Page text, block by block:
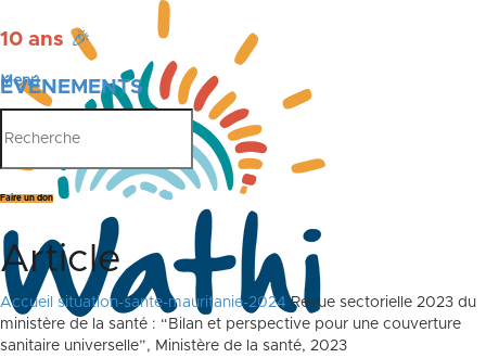
10 ans 🎉
ÉVÉNEMENTS
PUBLICATIONS
Menu
Faire un don
Article
Accueil situation-sante-mauritanie-2024 Revue sectorielle 2023 du
ministère de la santé : “Bilan et perspective pour une couverture
sanitaire universelle”, Ministère de la santé, 2023